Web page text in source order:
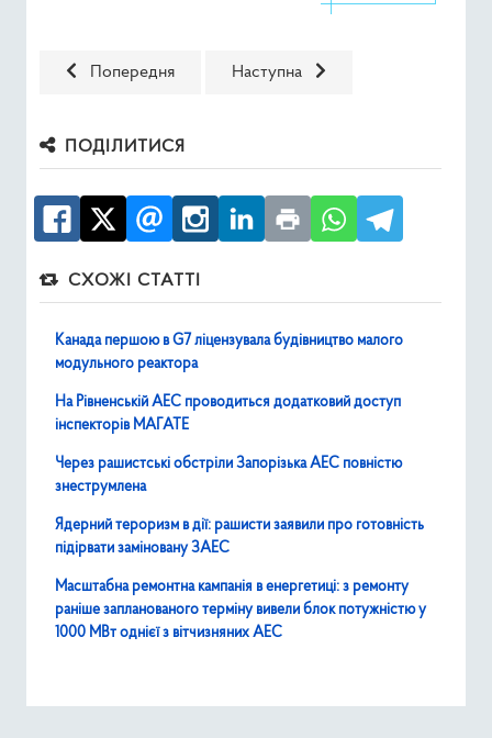
Попередня стаття: На Запорізькій АЕС вводиться
Попередня Наступна стаття: Франція
Наступна
ПОДІЛИТИСЯ
СХОЖІ СТАТТІ
Канада першою в G7 ліцензувала будівництво малого
модульного реактора
На Рівненській АЕС проводиться додатковий доступ
інспекторів МАГАТЕ
Через рашистські обстріли Запорізька АЕС повністю
знеструмлена
Ядерний тероризм в дії: рашисти заявили про готовність
підірвати заміновану ЗАЕС
Масштабна ремонтна кампанія в енергетиці: з ремонту
раніше запланованого терміну вивели блок потужністю у
1000 МВт однієї з вітчизняних АЕС